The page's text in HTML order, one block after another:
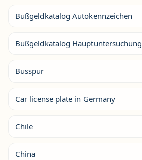
Bußgeldkatalog Autokennzeichen
Bußgeldkatalog Hauptuntersuchung
Busspur
Car license plate in Germany
Chile
China